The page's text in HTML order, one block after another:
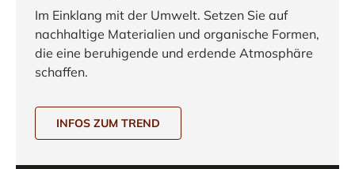
Im Einklang mit der Umwelt. Setzen Sie auf
nachhaltige Materialien und organische Formen,
die eine beruhigende und erdende Atmosphäre
schaffen.
INFOS ZUM TREND